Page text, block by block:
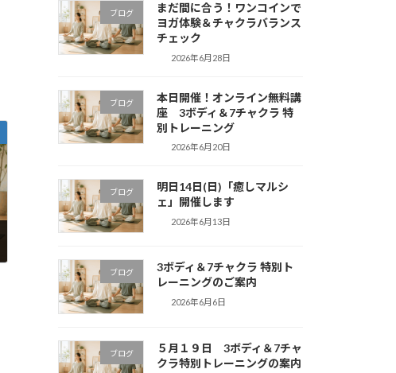
ブログ
まだ間に合う！ワンコインで
ヨガ体験＆チャクラバランス
チェック
2026年6月28日
ブログ
本日開催！オンライン無料講
座 3ボディ＆7チャクラ 特
別トレーニング
2026年6月20日
ブログ
明日14日(日)「癒しマルシ
ェ」開催します
2026年6月13日
ブログ
3ボディ＆7チャクラ 特別ト
レーニングのご案内
2026年6月6日
ブログ
５月１９日 3ボディ＆7チャ
クラ特別トレーニングの案内